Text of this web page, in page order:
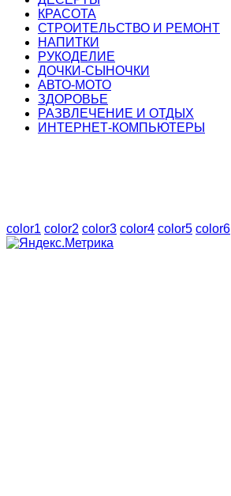
КРАСОТА
СТРОИТЕЛЬСТВО И РЕМОНТ
НАПИТКИ
РУКОДЕЛИЕ
ДОЧКИ-СЫНОЧКИ
АВТО-МОТО
ЗДОРОВЬЕ
РАЗВЛЕЧЕНИЕ И ОТДЫХ
ИНТЕРНЕТ-КОМПЬЮТЕРЫ
color1 color2 color3 color4 color5 color6